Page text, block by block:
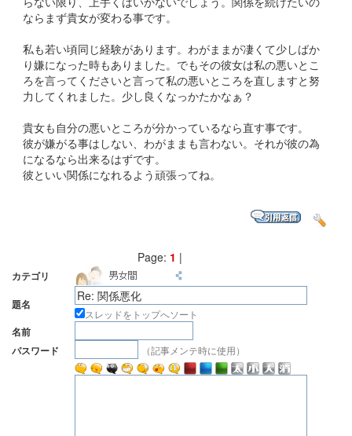
ならまず貴女が変わる事です。
私も若い頃同じ経験があります。わがままが凄くて少しばか
り嫌になった時もありました。でもその彼女は私の悪いとこ
ろを言ってくださいと言って私の悪いところを直しますと努
力してくれました。少し良くなっかたかなぁ？
貴女も自分の悪いところが分かっているなら直す事です。
彼が嫌がる事はしない、わがままも言わない。それが彼の為
になるなら出来るはずです。
彼といい関係になれるよう頑張ってね。
Page: 1 |
カテゴリ
題名
スレッドをトップへソート
名前
パスワード
（記事メンテ時に使用）